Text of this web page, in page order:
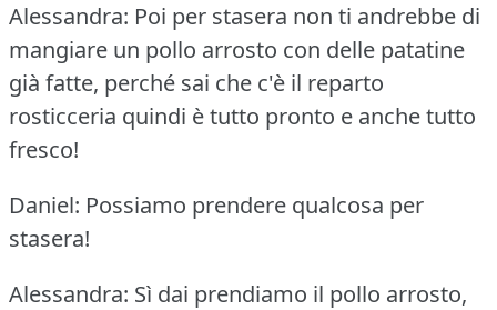
Alessandra: Poi per stasera non ti andrebbe di
mangiare un pollo arrosto con delle patatine
già fatte, perché sai che c'è il reparto
rosticceria quindi è tutto pronto e anche tutto
fresco!
Daniel: Possiamo prendere qualcosa per
stasera!
Alessandra: Sì dai prendiamo il pollo arrosto,